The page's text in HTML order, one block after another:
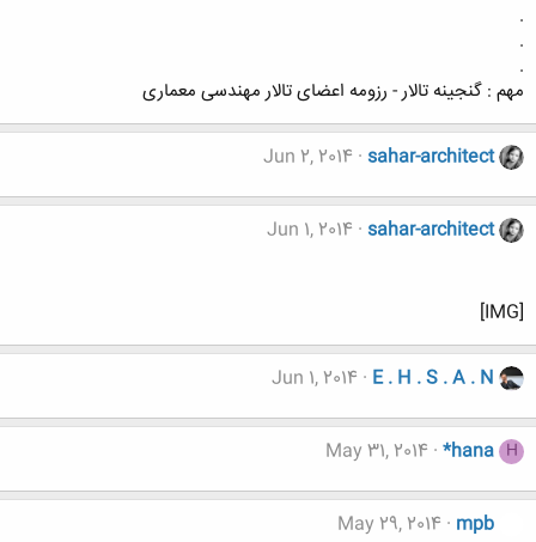
.
.
.
مهم : گنجینه تالار - رزومه اعضای تالار مهندسی معماری
sahar-architect
Jun 2, 2014
sahar-architect
Jun 1, 2014
[IMG]
E . H . S . A . N
Jun 1, 2014
H
*hana
May 31, 2014
mpb
May 29, 2014